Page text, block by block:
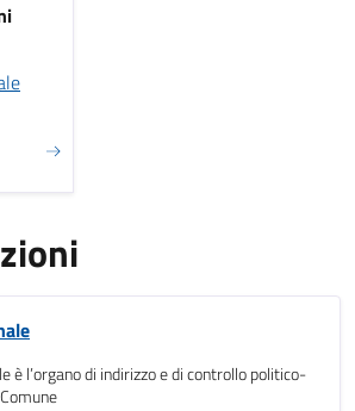
è l’organo di indirizzo e di controllo politico-